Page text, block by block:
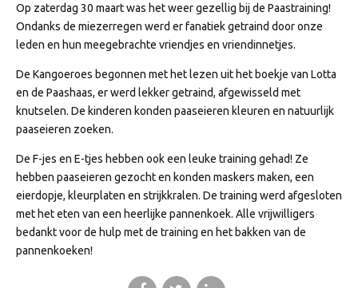
Op zaterdag 30 maart was het weer gezellig bij de Paastraining!
Ondanks de miezerregen werd er fanatiek getraind door onze
leden en hun meegebrachte vriendjes en vriendinnetjes.
De Kangoeroes begonnen met het lezen uit het boekje van Lotta
en de Paashaas, er werd lekker getraind, afgewisseld met
knutselen. De kinderen konden paaseieren kleuren en natuurlijk
paaseieren zoeken.
De F-jes en E-tjes hebben ook een leuke training gehad! Ze
hebben paaseieren gezocht en konden maskers maken, een
eierdopje, kleurplaten en strijkkralen. De training werd afgesloten
met het eten van een heerlijke pannenkoek. Alle vrijwilligers
bedankt voor de hulp met de training en het bakken van de
pannenkoeken!